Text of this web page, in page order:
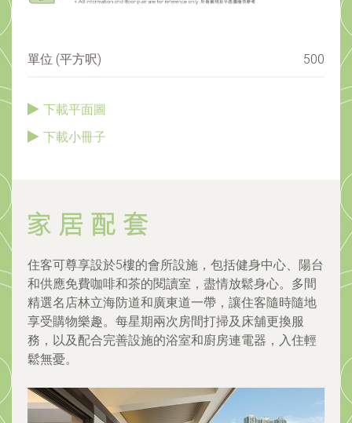
單位 (平方呎) 500
下載平面圖
下載小冊子
住客可尊享設於5樓的會所設施，包括健身中心、陽台
和供應免費咖啡和茶的閱讀室，盡情放鬆身心。多間
精選名店林立海防道和廣東道一帶，讓住客隨時隨地
享受購物樂趣。每星期兩次房間打掃及床舖更換服
務，以及配合完善設施的浴室和廚房連電器，入住輕
鬆無憂。